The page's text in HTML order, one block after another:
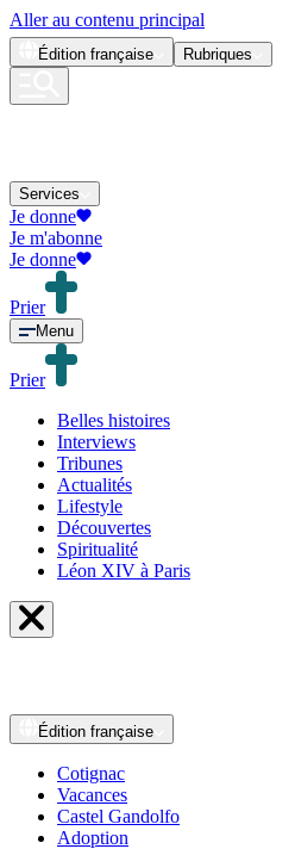
Aller au contenu principal
Édition française Rubriques
Services
Je donne
Je m'abonne
Je donne
Prier
Menu
Prier
Belles histoires
Interviews
Tribunes
Actualités
Lifestyle
Découvertes
Spiritualité
Léon XIV à Paris
Édition française
Cotignac
Vacances
Castel Gandolfo
Adoption